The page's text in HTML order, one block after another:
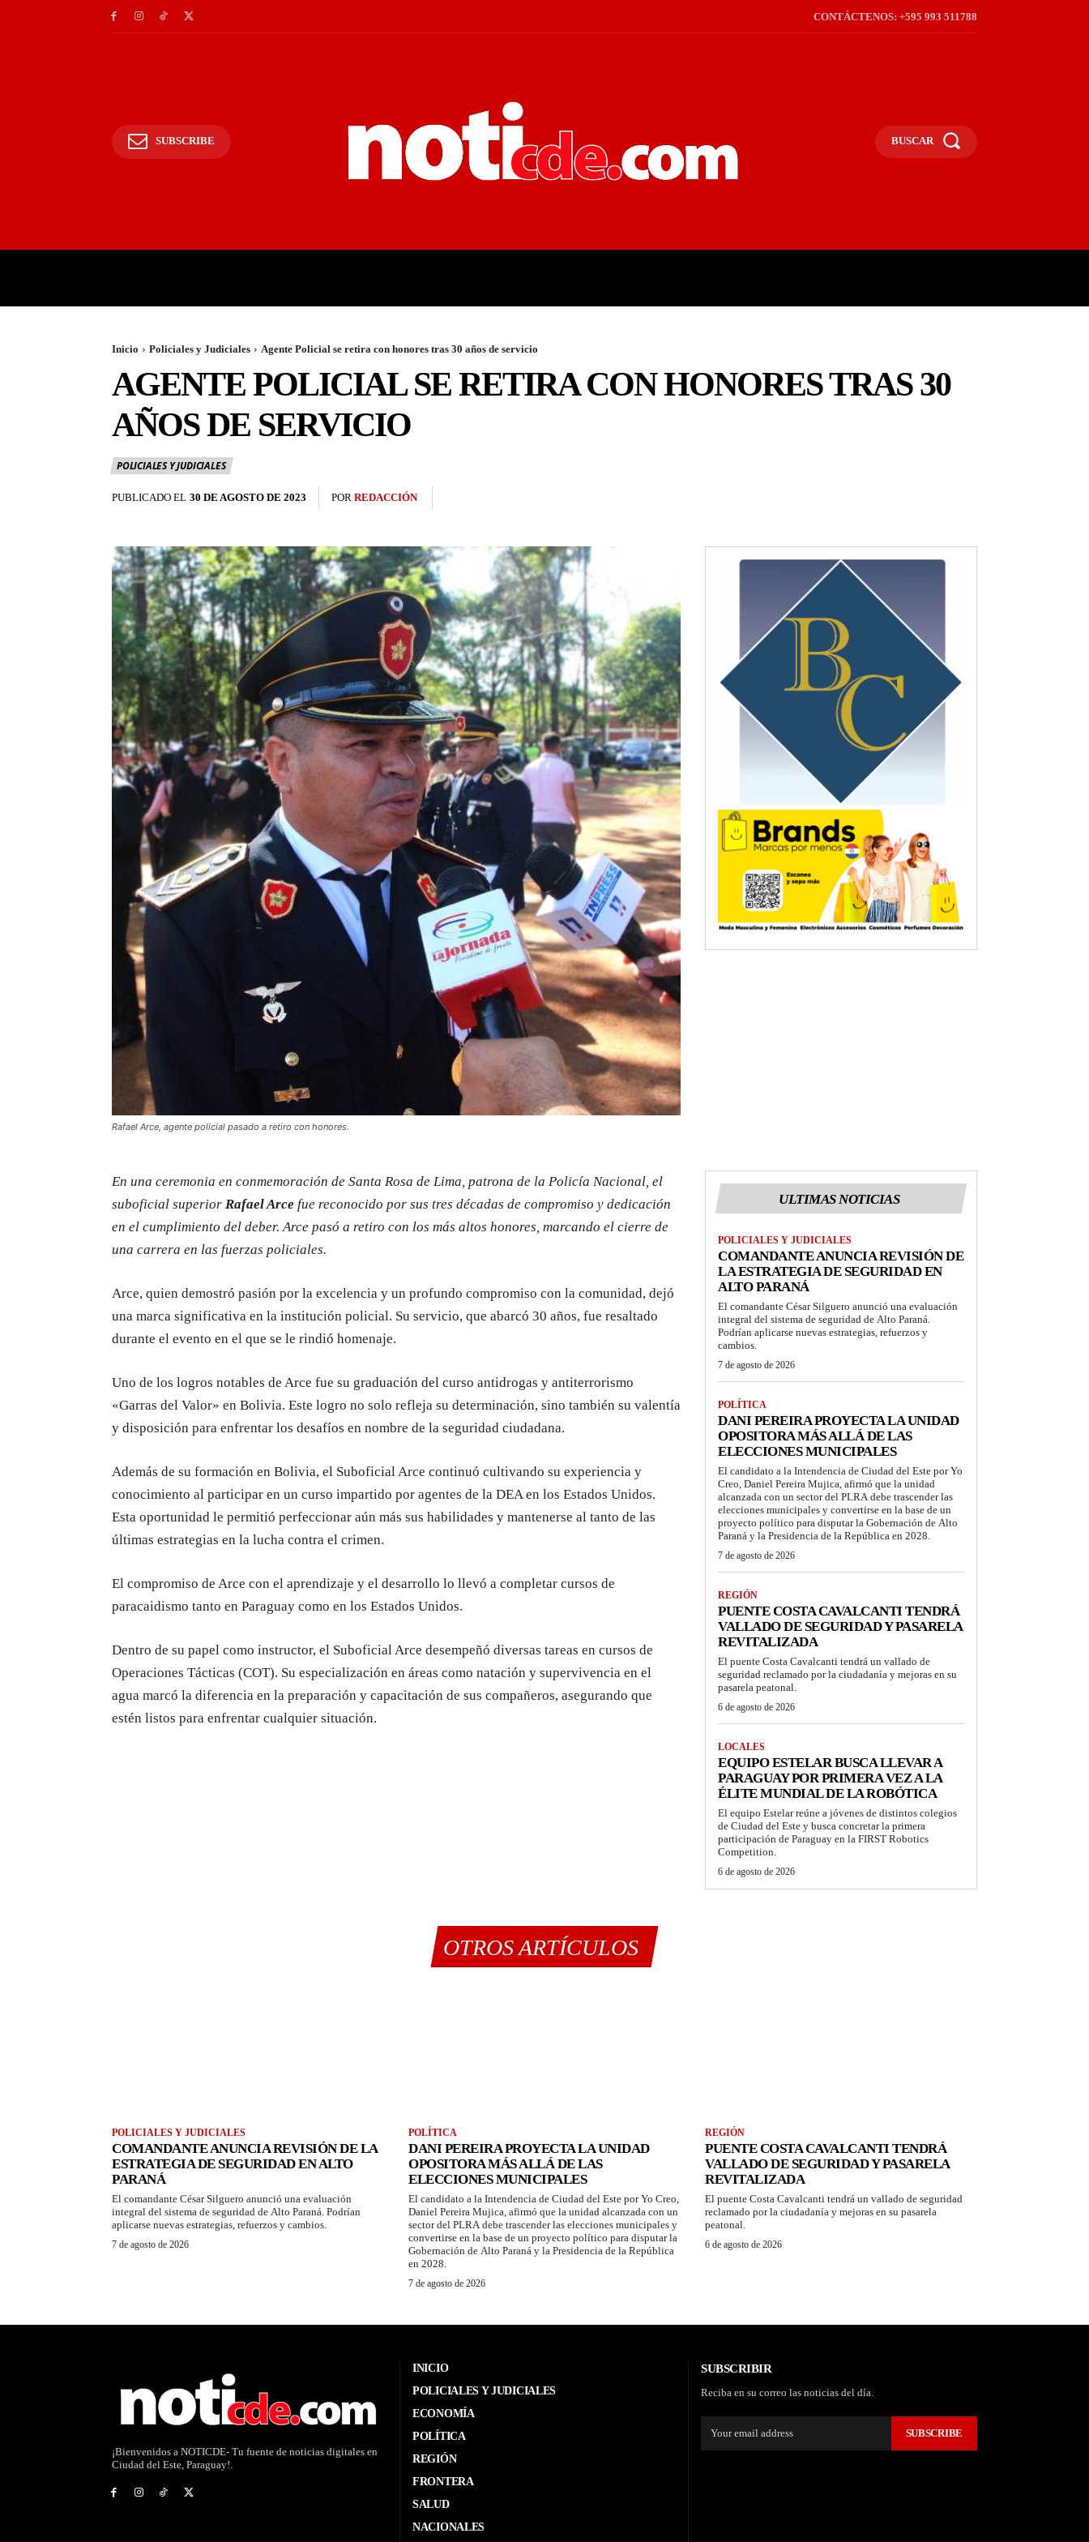
CONTÁCTENOS: +595 993 511788
SUBSCRIBE BUSCAR
Inicio Policiales y Judiciales Agente Policial se retira con honores tras 30 años de servicio
AGENTE POLICIAL SE RETIRA CON HONORES TRAS 30
AÑOS DE SERVICIO
POLICIALES Y JUDICIALES
PUBLICADO EL 30 DE AGOSTO DE 2023 POR REDACCIÓN
Rafael Arce, agente policial pasado a retiro con honores.
En una ceremonia en conmemoración de Santa Rosa de Lima, patrona de la Policía Nacional, el
suboficial superior Rafael Arce fue reconocido por sus tres décadas de compromiso y dedicación
en el cumplimiento del deber. Arce pasó a retiro con los más altos honores, marcando el cierre de
una carrera en las fuerzas policiales.
Arce, quien demostró pasión por la excelencia y un profundo compromiso con la comunidad, dejó
una marca significativa en la institución policial. Su servicio, que abarcó 30 años, fue resaltado
durante el evento en el que se le rindió homenaje.
Uno de los logros notables de Arce fue su graduación del curso antidrogas y antiterrorismo
«Garras del Valor» en Bolivia. Este logro no solo refleja su determinación, sino también su valentía
y disposición para enfrentar los desafíos en nombre de la seguridad ciudadana.
Además de su formación en Bolivia, el Suboficial Arce continuó cultivando su experiencia y
conocimiento al participar en un curso impartido por agentes de la DEA en los Estados Unidos.
Esta oportunidad le permitió perfeccionar aún más sus habilidades y mantenerse al tanto de las
últimas estrategias en la lucha contra el crimen.
El compromiso de Arce con el aprendizaje y el desarrollo lo llevó a completar cursos de
paracaidismo tanto en Paraguay como en los Estados Unidos.
Dentro de su papel como instructor, el Suboficial Arce desempeñó diversas tareas en cursos de
Operaciones Tácticas (COT). Su especialización en áreas como natación y supervivencia en el
agua marcó la diferencia en la preparación y capacitación de sus compañeros, asegurando que
estén listos para enfrentar cualquier situación.
ULTIMAS NOTICIAS
POLICIALES Y JUDICIALES
COMANDANTE ANUNCIA REVISIÓN DE
LA ESTRATEGIA DE SEGURIDAD EN
ALTO PARANÁ
El comandante César Silguero anunció una evaluación
integral del sistema de seguridad de Alto Paraná.
Podrían aplicarse nuevas estrategias, refuerzos y
cambios.
7 de agosto de 2026
POLÍTICA
DANI PEREIRA PROYECTA LA UNIDAD
OPOSITORA MÁS ALLÁ DE LAS
ELECCIONES MUNICIPALES
El candidato a la Intendencia de Ciudad del Este por Yo
Creo, Daniel Pereira Mujica, afirmó que la unidad
alcanzada con un sector del PLRA debe trascender las
elecciones municipales y convertirse en la base de un
proyecto político para disputar la Gobernación de Alto
Paraná y la Presidencia de la República en 2028.
7 de agosto de 2026
REGIÓN
PUENTE COSTA CAVALCANTI TENDRÁ
VALLADO DE SEGURIDAD Y PASARELA
REVITALIZADA
El puente Costa Cavalcanti tendrá un vallado de
seguridad reclamado por la ciudadanía y mejoras en su
pasarela peatonal.
6 de agosto de 2026
LOCALES
EQUIPO ESTELAR BUSCA LLEVAR A
PARAGUAY POR PRIMERA VEZ A LA
ÉLITE MUNDIAL DE LA ROBÓTICA
El equipo Estelar reúne a jóvenes de distintos colegios
de Ciudad del Este y busca concretar la primera
participación de Paraguay en la FIRST Robotics
Competition.
6 de agosto de 2026
OTROS ARTÍCULOS
POLICIALES Y JUDICIALES
COMANDANTE ANUNCIA REVISIÓN DE LA
ESTRATEGIA DE SEGURIDAD EN ALTO
PARANÁ
El comandante César Silguero anunció una evaluación
integral del sistema de seguridad de Alto Paraná. Podrían
aplicarse nuevas estrategias, refuerzos y cambios.
7 de agosto de 2026
POLÍTICA
DANI PEREIRA PROYECTA LA UNIDAD
OPOSITORA MÁS ALLÁ DE LAS
ELECCIONES MUNICIPALES
El candidato a la Intendencia de Ciudad del Este por Yo Creo,
Daniel Pereira Mujica, afirmó que la unidad alcanzada con un
sector del PLRA debe trascender las elecciones municipales y
convertirse en la base de un proyecto político para disputar la
Gobernación de Alto Paraná y la Presidencia de la República
en 2028.
7 de agosto de 2026
REGIÓN
PUENTE COSTA CAVALCANTI TENDRÁ
VALLADO DE SEGURIDAD Y PASARELA
REVITALIZADA
El puente Costa Cavalcanti tendrá un vallado de seguridad
reclamado por la ciudadanía y mejoras en su pasarela
peatonal.
6 de agosto de 2026
¡Bienvenidos a NOTICDE- Tu fuente de noticias digitales en
Ciudad del Este, Paraguay!.
INICIO
POLICIALES Y JUDICIALES
ECONOMÍA
POLÍTICA
REGIÓN
FRONTERA
SALUD
NACIONALES
SUBSCRIBIR
Reciba en su correo las noticias del día.
SUBSCRIBE